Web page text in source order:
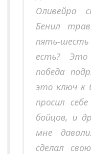
Оливейра
Бенил
пять-шесть
есть?
победа
это ключ к
просил
бойцов, и
мне
сделал